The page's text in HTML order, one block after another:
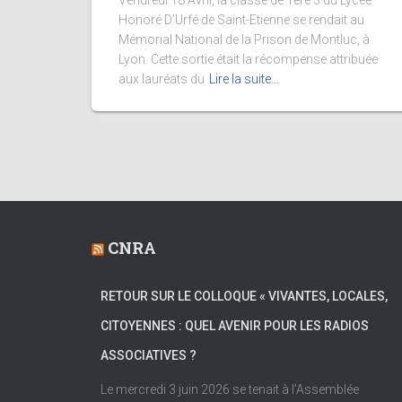
Honoré D’Urfé de Saint-Etienne se rendait au
Mémorial National de la Prison de Montluc, à
Lyon. Cette sortie était la récompense attribuée
aux lauréats du
Lire la suite…
CNRA
RETOUR SUR LE COLLOQUE « VIVANTES, LOCALES,
CITOYENNES : QUEL AVENIR POUR LES RADIOS
ASSOCIATIVES ?
Le mercredi 3 juin 2026 se tenait à l’Assemblée